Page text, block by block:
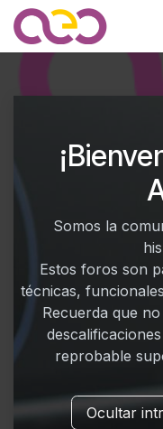
Ir al contenido
Somos la
Estos foros son
técnicas,
Recuerda que
reprobable
Ocultar